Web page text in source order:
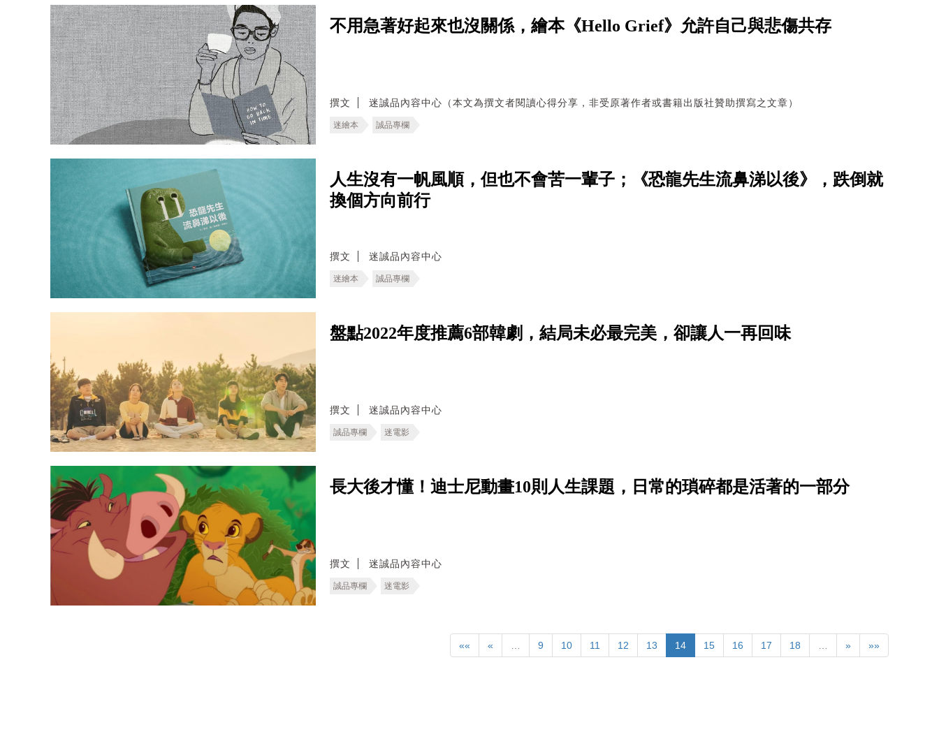
不用急著好起來也沒關係，繪本《Hello Grief》允許自己與悲傷共存
撰文 迷誠品內容中心（本文為撰文者閱讀心得分享，非受原著作者或書籍出版社贊助撰寫之文章）
迷繪本 誠品專欄
人生沒有一帆風順，但也不會苦一輩子；《恐龍先生流鼻涕以後》，跌倒就
換個方向前行
撰文 迷誠品內容中心
迷繪本 誠品專欄
盤點2022年度推薦6部韓劇，結局未必最完美，卻讓人一再回味
撰文 迷誠品內容中心
誠品專欄 迷電影
長大後才懂！迪士尼動畫10則人生課題，日常的瑣碎都是活著的一部分
撰文 迷誠品內容中心
誠品專欄 迷電影
«« « … 9 10 11 12 13 14 15 16 17 18 … » »»